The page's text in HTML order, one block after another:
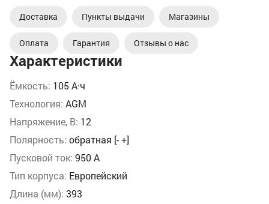
Характеристики
Ёмкость: 105 А·ч
Технология: AGM
Напряжение, В: 12
Полярность: обратная [- +]
Пусковой ток: 950 А
Тип корпуса: Европейский
Длина (мм): 393
Доставка Пункты выдачи Магазины
Оплата Гарантия Отзывы о нас